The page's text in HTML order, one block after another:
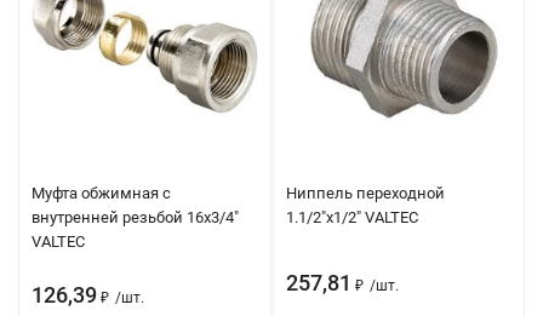
Муфта обжимная с
внутренней резьбой 16х3/4"
VALTEC
126,39 ₽ /шт.
Ниппель переходной
1.1/2"х1/2" VALTEC
257,81 ₽ /шт.